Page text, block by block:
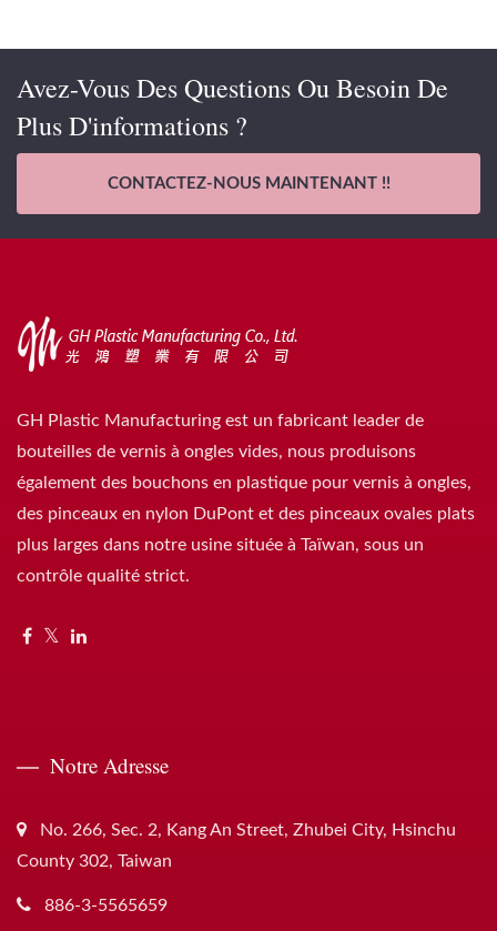
Avez-Vous Des Questions Ou Besoin De
Plus D'informations ?
CONTACTEZ-NOUS MAINTENANT !!
GH Plastic Manufacturing est un fabricant leader de
bouteilles de vernis à ongles vides, nous produisons
également des bouchons en plastique pour vernis à ongles,
des pinceaux en nylon DuPont et des pinceaux ovales plats
plus larges dans notre usine située à Taïwan, sous un
contrôle qualité strict.
Notre Adresse
No. 266, Sec. 2, Kang An Street, Zhubei City, Hsinchu
County 302, Taiwan
886-3-5565659